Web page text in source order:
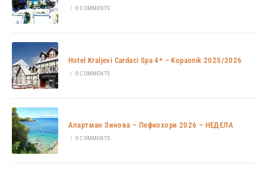
/ 0 COMMENTS
Hotel Kraljevi Cardaci Spa 4* – Kopaonik 2025/2026
/ 0 COMMENTS
Апартман Зинова – Пефкохори 2026 – НЕДЕЛА
/ 0 COMMENTS